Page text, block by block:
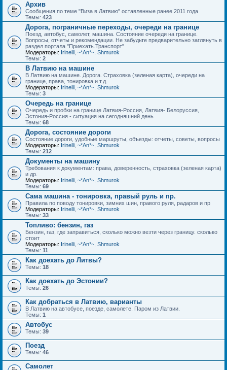
Архив
Сообщения по теме "Виза в Латвию" оставленные ранее 2011 года
Темы: 423
Дорога, пограничные переходы, очереди на границе
Поезд, автобус, самолет, машина. Состояние очереди на границе.
Вопросы, отчеты и рекомендации. Не забудьте предварительно заглянуть в
раздел портала "Приехать.Транспорт"
Модераторы: Irinelli ~*An*~ Shmurok
Темы: 2
В Латвию на машине
В Латвию на машине. Дорога. Страховка (зеленая карта), очереди на
границе, права, тонировка и т.д.
Модераторы: Irinelli ~*An*~ Shmurok
Темы: 3
Очередь на границе
Очередь и пробки на границе Латвия-Россия, Латвия- Белоруссия,
Эстония-Россия - ситуация на сегодняшний день
Темы: 68
Дорога, состояние дороги
Состояние дороги, удобные маршруты, объезды: отчеты, советы, вопросы
Модераторы: Irinelli ~*An*~ Shmurok
Темы: 212
Документы на машину
Требования к документам: права, доверенность, страховка (зеленая карта)
и др.
Модераторы: Irinelli ~*An*~ Shmurok
Темы: 69
Сама машина - тонировка, правый руль и пр.
Правила по поводу тонировки, зимних шин, правого руля, радаров и пр
Модераторы: Irinelli ~*An*~ Shmurok
Темы: 33
Топливо: бензин, газ
Бензин, газ, где заправиться, сколько можно везти через границу. сколько
стоит
Модераторы: Irinelli ~*An*~ Shmurok
Темы: 11
Как доехать до Литвы?
Темы: 18
Как доехать до Эстонии?
Темы: 26
Как добраться в Латвию, варианты
В Латвию на автобусе, поезде, самолете. Паром из Латвии.
Темы: 1
Автобус
Темы: 39
Поезд
Темы: 46
Самолет